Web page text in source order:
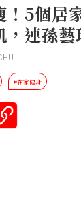
！5個居
，連孫
#在家健身